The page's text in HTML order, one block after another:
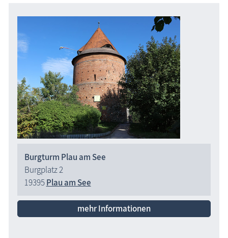
Burgturm Plau am See
Burgplatz 2
19395Plau am See
mehr Informationen